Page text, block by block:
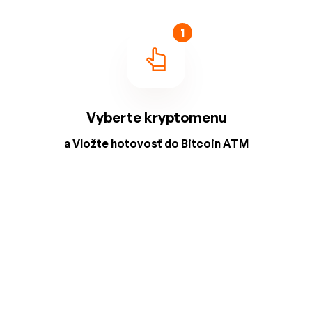
1
Vyberte kryptomenu
a Vložte hotovosť do Bitcoin ATM